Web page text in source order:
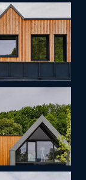
2,89%
10,52%